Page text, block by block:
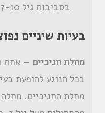
בסביבות גיל 7-10 חודשים.
בעיות שיניים
מחלת חניכיים – אחת
בכל הנוגע להופעת